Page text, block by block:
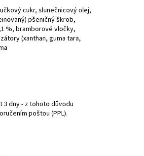
cukr, slunečnicový olej,
pšeničný škrob,
%, bramborové vločky,
(xanthan, guma tara,
3 dny - z tohoto důvodu
poštou (PPL).